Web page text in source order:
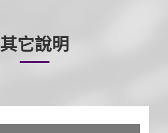
其它說明